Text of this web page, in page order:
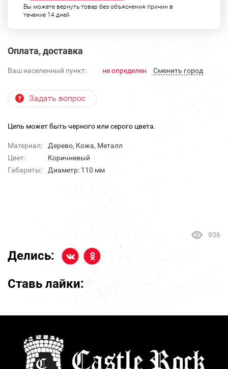
Вы можете вернуть товар без объяснения причин в
течение 14 дней
Оплата, доставка
Ваш населенный пункт: не определен Cменить город
Задать вопрос
Цепь может быть черного или серого цвета.
Материал:
Дерево, Кожа, Металл
Цвет:
Коричневый
Габариты:
Диаметр: 110 мм
936
Делись:
Ставь лайки: